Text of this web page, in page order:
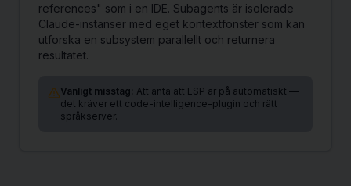
references" som i en IDE. Subagents är isolerade
Claude-instanser med eget kontextfönster som kan
utforska en subsystem parallellt och returnera
resultatet.
Vanligt misstag: Att anta att LSP är på automatiskt —
det kräver ett code-intelligence-plugin och rätt
språkserver.